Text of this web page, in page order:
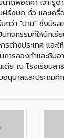
ฝรั่งบด ถั่ว และเครื่
กว่า "ปานิ" ซึ่งมีรส
นกิจกรรมที่ให้นักเรี
ต่างประเทศ และใ
ารลองทำและชิมอ
เดีย ณ โรงเรียนสา
อนุบาลและประถมศึ